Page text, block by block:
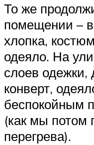
То же
помещении –
хлопка,
одеяло. На
слоев
конверт,
беспокойным
(как мы потом
перегрева).